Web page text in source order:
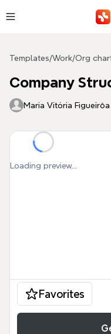
Templates/Work/Org
Company
Maria Vitória Figueirôa
Loading preview...
Favorites